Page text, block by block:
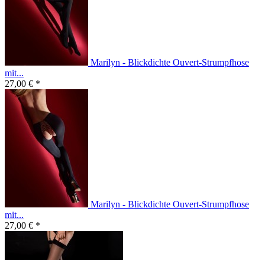
Marilyn - Blickdichte Ouvert-Strumpfhose
mit...
27,00 € *
Marilyn - Blickdichte Ouvert-Strumpfhose
mit...
27,00 € *